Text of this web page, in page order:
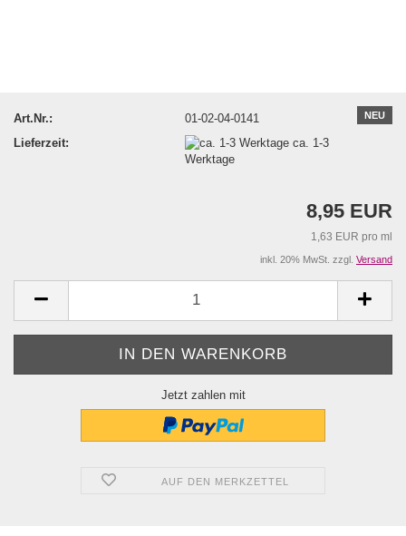
NEU
Art.Nr.:
01-02-04-0141
Lieferzeit:
ca. 1-3
Werktage
8,95 EUR
1,63 EUR pro ml
inkl. 20% MwSt. zzgl. Versand
Jetzt zahlen mit
AUF DEN MERKZETTEL